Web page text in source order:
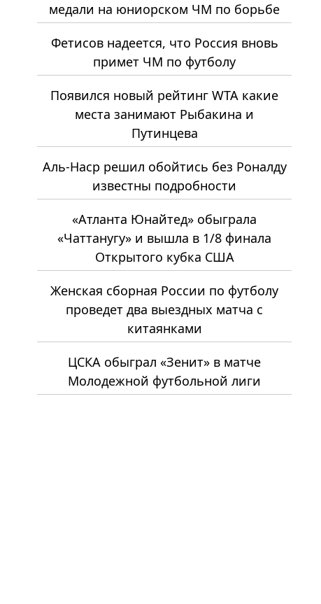
медали на юниорском ЧМ по борьбе
Фетисов надеется, что Россия вновь
примет ЧМ по футболу
Появился новый рейтинг WTA какие
места занимают Рыбакина и
Путинцева
Аль-Наср решил обойтись без Роналду
известны подробности
«Атланта Юнайтед» обыграла
«Чаттанугу» и вышла в 1/8 финала
Открытого кубка США
Женская сборная России по футболу
проведет два выездных матча с
китаянками
ЦСКА обыграл «Зенит» в матче
Молодежной футбольной лиги